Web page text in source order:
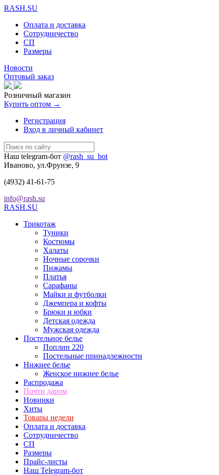
RASH.SU
Оплата и доставка
Сотрудничество
СП
Размеры
Новости
Оптовый заказ
Розничный магазин
Купить оптом →
Регистрация
Вход в личный кабинет
Наш telegram-бот @rash_su_bot
Иваново, ул.Фрунзе, 9
(4932) 41-61-75
info@rash.su
RASH.SU
Трикотаж
Туники
Костюмы
Халаты
Ночные сорочки
Пижамы
Платья
Сарафаны
Майки и футболки
Джемпера и кофты
Брюки и юбки
Детская одежда
Мужская одежда
Постельное белье
Поплин 220
Постельные принадлежности
Нижнее белье
Женское нижнее белье
Распродажа
Почти даром
Новинки
Хиты
Товары недели
Оплата и доставка
Сотрудничество
СП
Размеры
Прайс-листы
Наш Telegram-бот